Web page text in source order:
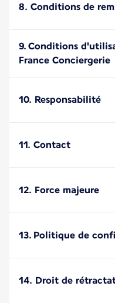
8. Conditions de
9. Conditions
France Conciergerie
10. Responsabilité
11. Contact
12. Force majeure
13. Politique de
14. Droit de